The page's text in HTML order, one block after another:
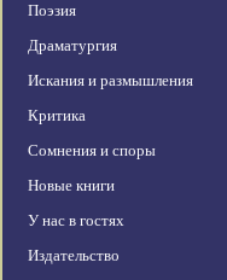
Поэзия
Драматургия
Искания и размышления
Критика
Сомнения и споры
Новые книги
У нас в гостях
Издательство